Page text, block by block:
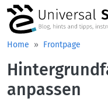
Skip to main content
Home Frontpage
anpassen